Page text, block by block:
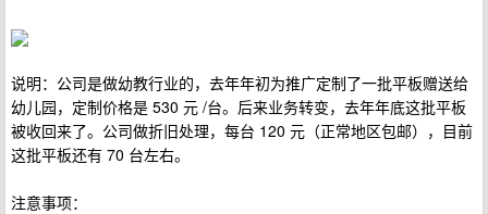
说明：公司是做幼教行业的，去年年初为推广定制了一批平板赠送给
幼儿园，定制价格是 530 元 /台。后来业务转变，去年年底这批平板
被收回来了。公司做折旧处理，每台 120 元（正常地区包邮），目前
这批平板还有 70 台左右。
注意事项：